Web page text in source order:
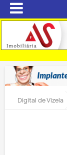
Digital de Vizela